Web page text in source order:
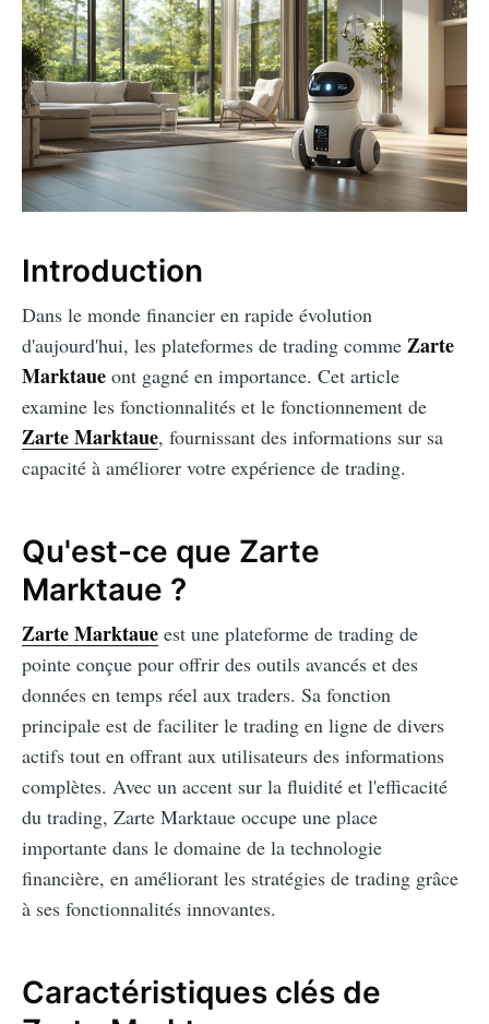
Introduction
Dans le monde financier en rapide évolution
d'aujourd'hui, les plateformes de trading comme Zarte
Marktaue ont gagné en importance. Cet article
examine les fonctionnalités et le fonctionnement de
Zarte Marktaue, fournissant des informations sur sa
capacité à améliorer votre expérience de trading.
Qu'est-ce que Zarte
Marktaue ?
Zarte Marktaue est une plateforme de trading de
pointe conçue pour offrir des outils avancés et des
données en temps réel aux traders. Sa fonction
principale est de faciliter le trading en ligne de divers
actifs tout en offrant aux utilisateurs des informations
complètes. Avec un accent sur la fluidité et l'efficacité
du trading, Zarte Marktaue occupe une place
importante dans le domaine de la technologie
financière, en améliorant les stratégies de trading grâce
à ses fonctionnalités innovantes.
Caractéristiques clés de